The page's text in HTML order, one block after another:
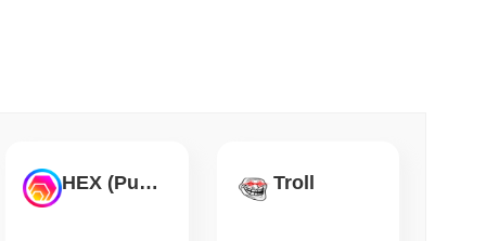
Ingresso nelle Stablecoin con un Affare
HEX (Pulsechain) Troll